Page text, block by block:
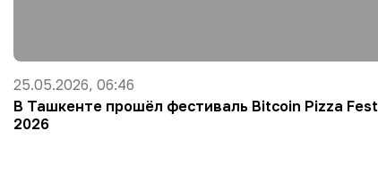
25.05.2026, 06:46
В Ташкенте прошёл фестиваль Bitcoin Pizza Fest
2026